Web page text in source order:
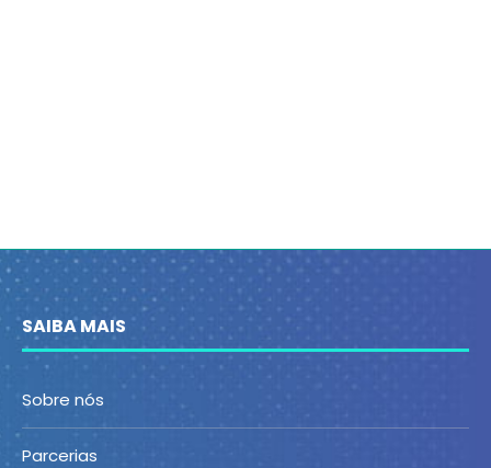
SAIBA MAIS
Sobre nós
Parcerias